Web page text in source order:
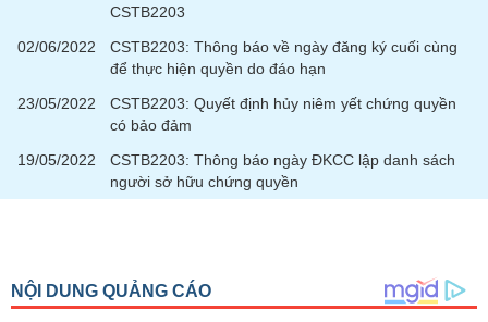
CSTB2203
02/06/2022
CSTB2203: Thông báo về ngày đăng ký cuối cùng
để thực hiện quyền do đáo hạn
23/05/2022
CSTB2203: Quyết định hủy niêm yết chứng quyền
có bảo đảm
19/05/2022
CSTB2203: Thông báo ngày ĐKCC lập danh sách
người sở hữu chứng quyền
Báo
phân
tích
Thuật
Dịch